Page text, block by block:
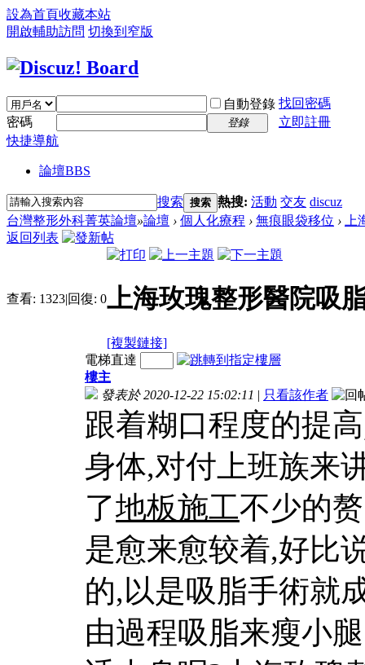
設為首頁收藏本站
開啟輔助訪問 切換到窄版
自動登錄 找回密碼
密碼
登錄
立即註冊
快捷導航
論壇BBS
搜索 搜索 熱搜: 活動 交友 discuz
台灣整形外科菁英論壇»論壇 › 個人化療程 › 無痕眼袋移位 ›
返回列表
查看: 1323|回復: 0上海玫瑰整形醫院吸
[複製鏈接]
電梯直達
樓主
發表於 2020-12-22 15:02:11 | 只看該作者
跟着糊口程度的提
身体,对付上班族来
了地板施工不少的
是愈来愈较着,好比
的,以是吸脂手術就
由過程吸脂来瘦小